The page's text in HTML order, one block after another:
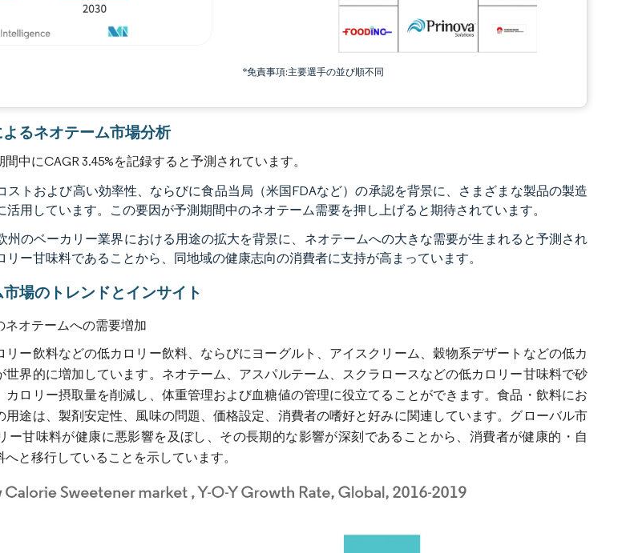
*免責事項:主要選手の並び順不同
るネオテーム市場分析
中にCAGR 3.45%を記録すると予測されています。
ストおよび高い効率性、ならびに食品当局（米国FDAなど）の承認を背景に、さまざまな製品の製造
活用しています。この要因が予測期間中のネオテーム需要を押し上げると期待されています。
州のベーカリー業界における用途の拡大を背景に、ネオテームへの大きな需要が生まれると予測され
ー甘味料であることから、同地域の健康志向の消費者に支持が高まっています。
場のトレンドとインサイト
オテームへの需要増加
リー飲料などの低カロリー飲料、ならびにヨーグルト、アイスクリーム、穀物系デザートなどの低カ
世界的に増加しています。ネオテーム、アスパルテーム、スクラロースなどの低カロリー甘味料で砂
カロリー摂取量を削減し、体重管理および血糖値の管理に役立てることができます。食品・飲料にお
用途は、製剤安定性、風味の問題、価格設定、消費者の嗜好と好みに関連しています。グローバル市
ー甘味料が健康に悪影響を及ぼし、その長期的な影響が深刻であることから、消費者が健康的・自
と移行していることを示しています。